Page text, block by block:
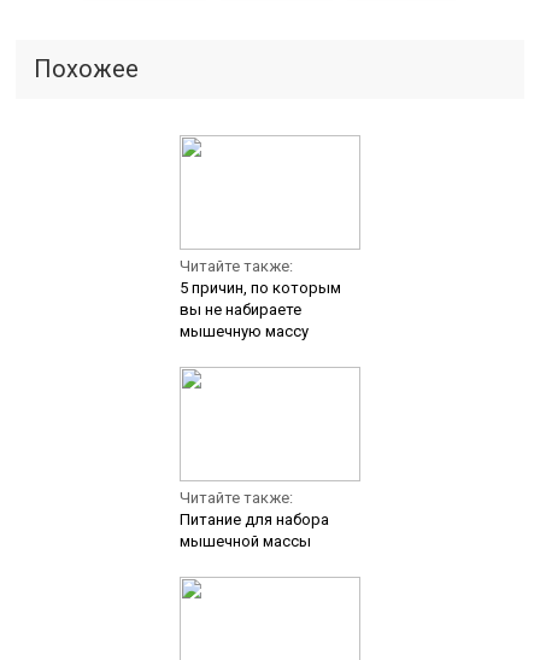
Похожее
Читайте также:
5 причин, по которым
вы не набираете
мышечную массу
Читайте также:
Питание для набора
мышечной массы